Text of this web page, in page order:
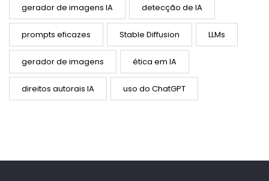
gerador de imagens IA detecção de IA
prompts eficazes Stable Diffusion LLMs
gerador de imagens ética em IA
direitos autorais IA uso do ChatGPT